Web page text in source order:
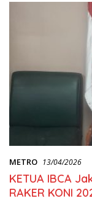
METRO 13/04/2026
KETUA IBCA
RAKER KONI